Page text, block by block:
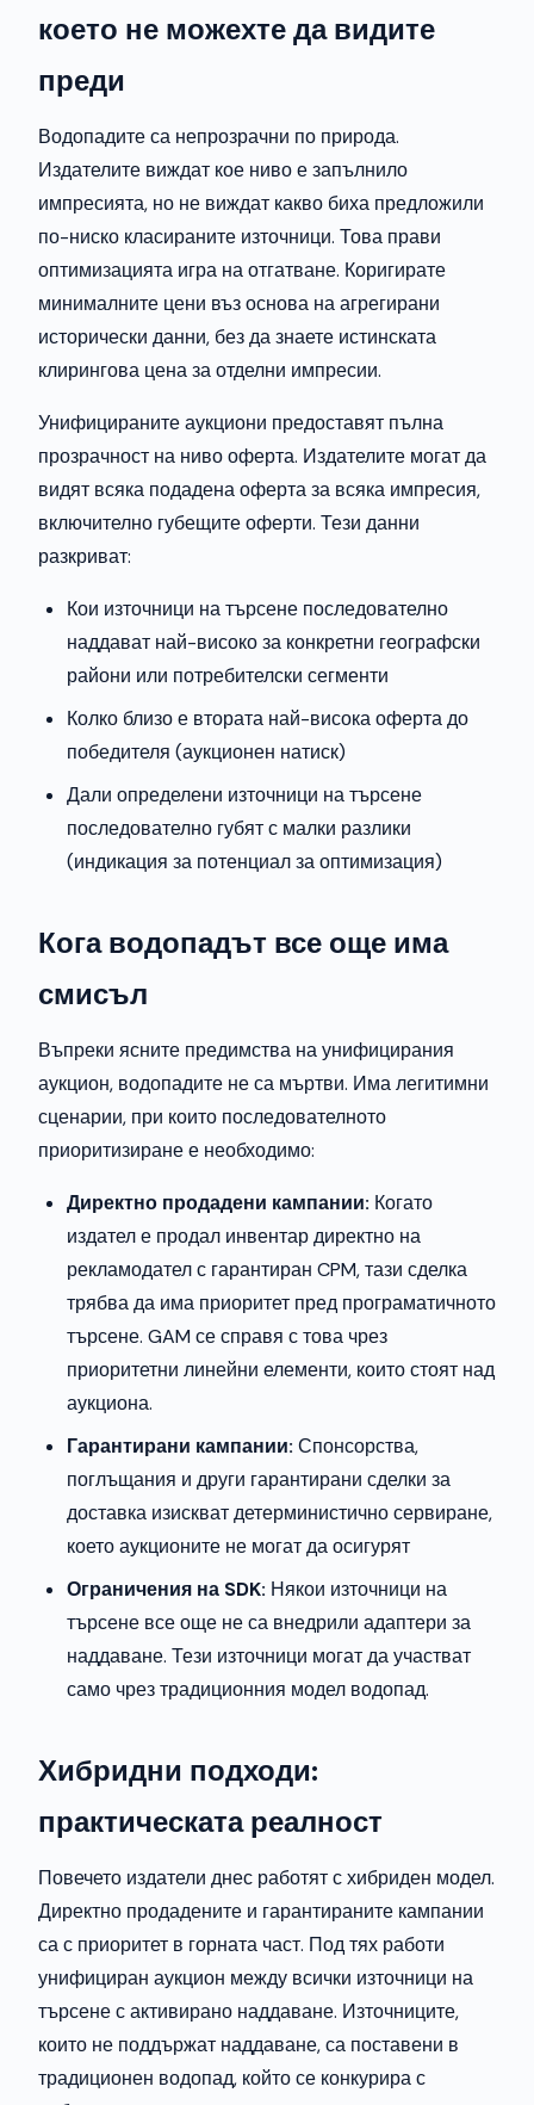
което не можехте да видите
преди
Водопадите са непрозрачни по природа.
Издателите виждат кое ниво е запълнило
импресията, но не виждат какво биха предложили
по-ниско класираните източници. Това прави
оптимизацията игра на отгатване. Коригирате
минималните цени въз основа на агрегирани
исторически данни, без да знаете истинската
клирингова цена за отделни импресии.
Унифицираните аукциони предоставят пълна
прозрачност на ниво оферта. Издателите могат да
видят всяка подадена оферта за всяка импресия,
включително губещите оферти. Тези данни
разкриват:
Кои източници на търсене последователно
наддават най-високо за конкретни географски
райони или потребителски сегменти
Колко близо е втората най-висока оферта до
победителя (аукционен натиск)
Дали определени източници на търсене
последователно губят с малки разлики
(индикация за потенциал за оптимизация)
Кога водопадът все още има
смисъл
Въпреки ясните предимства на унифицирания
аукцион, водопадите не са мъртви. Има легитимни
сценарии, при които последователното
приоритизиране е необходимо:
Директно продадени кампании: Когато
издател е продал инвентар директно на
рекламодател с гарантиран CPM, тази сделка
трябва да има приоритет пред програматичното
търсене. GAM се справя с това чрез
приоритетни линейни елементи, които стоят над
аукциона.
Гарантирани кампании: Спонсорства,
поглъщания и други гарантирани сделки за
доставка изискват детерминистично сервиране,
което аукционите не могат да осигурят
Ограничения на SDK: Някои източници на
търсене все още не са внедрили адаптери за
наддаване. Тези източници могат да участват
само чрез традиционния модел водопад.
Хибридни подходи:
практическата реалност
Повечето издатели днес работят с хибриден модел.
Директно продадените и гарантираните кампании
са с приоритет в горната част. Под тях работи
унифициран аукцион между всички източници на
търсене с активирано наддаване. Източниците,
които не поддържат наддаване, са поставени в
традиционен водопад, който се конкурира с